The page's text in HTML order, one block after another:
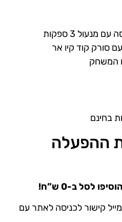
3 ספקות
סורק קוד קיו אר
המשחק
ההפעלה
לסל ב-0 ש”ח!
קישור לכניסה לאתר עם